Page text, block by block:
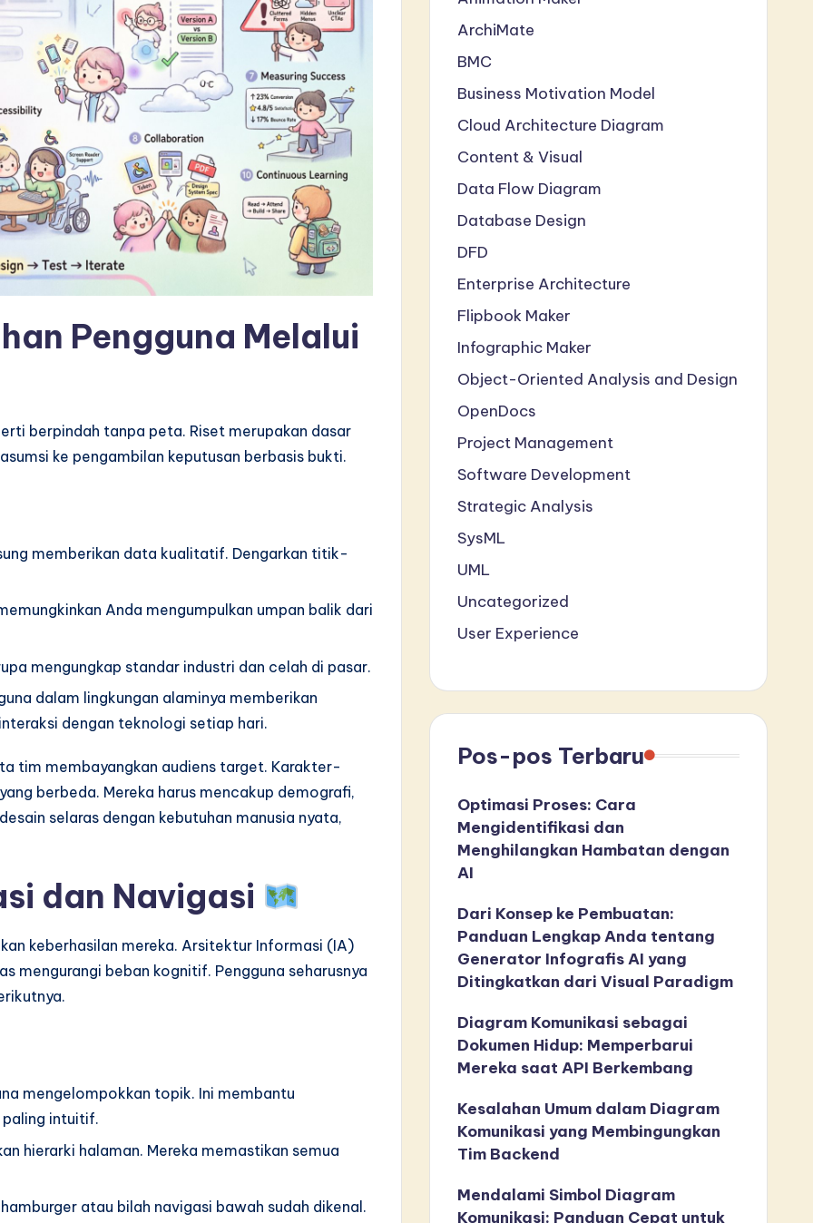
Pengguna Melalui
berpindah tanpa peta. Riset merupakan dasar
ke pengambilan keputusan berbasis bukti.
memberikan data kualitatif. Dengarkan titik-
Anda mengumpulkan umpan balik dari
mengungkap standar industri dan celah di pasar.
dalam lingkungan alaminya memberikan
dengan teknologi setiap hari.
tim membayangkan audiens target. Karakter-
berbeda. Mereka harus mencakup demografi,
selaras dengan kebutuhan manusia nyata,
dan Navigasi
keberhasilan mereka. Arsitektur Informasi (IA)
mengurangi beban kognitif. Pengguna seharusnya
mengelompokkan topik. Ini membantu
paling intuitif.
hierarki halaman. Mereka memastikan semua
atau bilah navigasi bawah sudah dikenal.
ArchiMate
BMC
Business Motivation Model
Cloud Architecture Diagram
Content & Visual
Data Flow Diagram
Database Design
DFD
Enterprise Architecture
Flipbook Maker
Infographic Maker
Object-Oriented Analysis and Design
OpenDocs
Project Management
Software Development
Strategic Analysis
SysML
UML
Uncategorized
User Experience
Pos-pos Terbaru
Optimasi Proses: Cara
Mengidentifikasi dan
Menghilangkan Hambatan dengan
AI
Dari Konsep ke Pembuatan:
Panduan Lengkap Anda tentang
Generator Infografis AI yang
Ditingkatkan dari Visual Paradigm
Diagram Komunikasi sebagai
Dokumen Hidup: Memperbarui
Mereka saat API Berkembang
Kesalahan Umum dalam Diagram
Komunikasi yang Membingungkan
Tim Backend
Mendalami Simbol Diagram
Komunikasi: Panduan Cepat untuk